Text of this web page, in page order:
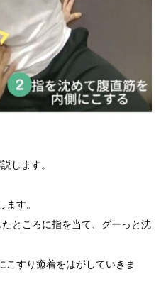
します。
す。
ところに指を当て、グーっと沈
こすり癒着をはがしていきま